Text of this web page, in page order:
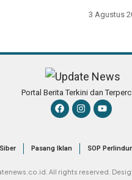
3 Agustus
Portal Berita Terkini dan
Pasang Iklan SOP
All rights reserved.